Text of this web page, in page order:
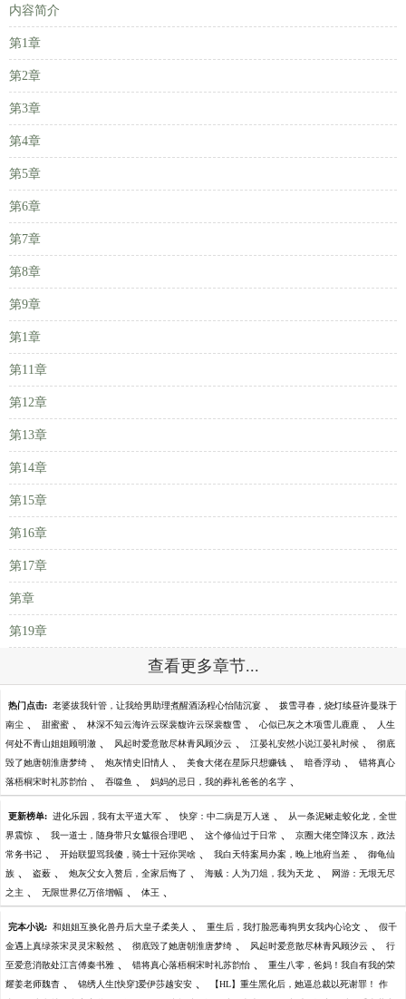
内容简介
第1章
第2章
第3章
第4章
第5章
第6章
第7章
第8章
第9章
第1章
第11章
第12章
第13章
第14章
第15章
第16章
第17章
第章
第19章
查看更多章节...
热门点击: 老婆拔我针管，让我给男助理煮醒酒汤程心怡陆沉宴 、 拨雪寻春，烧灯续昼许曼珠于
南尘 、 甜蜜蜜 、 林深不知云海许云琛裴馥许云琛裴馥雪 、 心似已灰之木项雪儿鹿鹿 、 人生
何处不青山姐姐顾明澈 、 风起时爱意散尽林青风顾汐云 、 江晏礼安然小说江晏礼时候 、 彻底
毁了她唐朝淮唐梦绮 、 炮灰情史旧情人 、 美食大佬在星际只想赚钱 、 暗香浮动 、 错将真心
落梧桐宋时礼苏韵怡 、 吞噬鱼 、 妈妈的忌日，我的葬礼爸爸的名字 、
更新榜单: 进化乐园，我有太平道大军 、 快穿：中二病是万人迷 、 从一条泥鳅走蛟化龙，全世
界震惊 、 我一道士，随身带只女魃很合理吧 、 这个修仙过于日常 、 京圈大佬空降汉东，政法
常务书记 、 开始联盟骂我傻，骑士十冠你哭啥 、 我白天特案局办案，晚上地府当差 、 御龟仙
族 、 盗薮 、 炮灰父女入赘后，全家后悔了 、 海贼：人为刀俎，我为天龙 、 网游：无垠无尽
之主 、 无限世界亿万倍增幅 、 体王 、
完本小说: 和姐姐互换化兽丹后大皇子柔美人 、 重生后，我打脸恶毒狗男女我内心论文 、 假千
金遇上真绿茶宋灵灵宋毅然 、 彻底毁了她唐朝淮唐梦绮 、 风起时爱意散尽林青风顾汐云 、 行
至爱意消散处江言傅秦书雅 、 错将真心落梧桐宋时礼苏韵怡 、 重生八零，爸妈！我自有我的荣
耀姜老师魏杳 、 锦绣人生[快穿]爱伊莎越安安 、 【HL】重生黑化后，她逼总裁以死谢罪！ 作